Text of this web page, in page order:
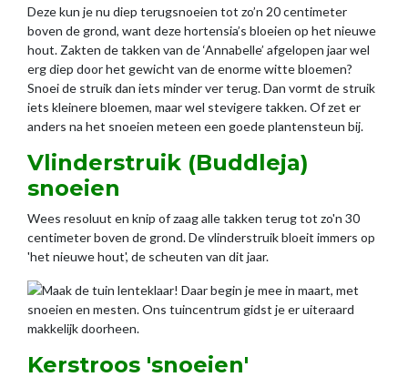
Deze kun je nu diep terugsnoeien tot zo’n 20 centimeter
boven de grond, want deze hortensia’s bloeien op het nieuwe
hout. Zakten de takken van de ‘Annabelle’ afgelopen jaar wel
erg diep door het gewicht van de enorme witte bloemen?
Snoei de struik dan iets minder ver terug. Dan vormt de struik
iets kleinere bloemen, maar wel stevigere takken. Of zet er
anders na het snoeien meteen een goede plantensteun bij.
Vlinderstruik (Buddleja)
snoeien
Wees resoluut en knip of zaag alle takken terug tot zo'n 30
centimeter boven de grond. De vlinderstruik bloeit immers op
'het nieuwe hout', de scheuten van dit jaar.
Kerstroos 'snoeien'